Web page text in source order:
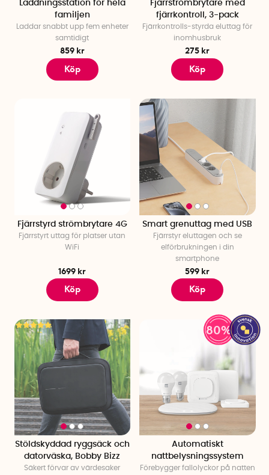
Laddningsstation för hela
familjen
Laddar snabbt upp fem enheter
samtidigt
859 kr
Köp
Fjärrströmbrytare med
fjärrkontroll, 3-pack
Fjärrkontrolls-styrda eluttag för
inomhusbruk
275 kr
Köp
Fjärrstyrd strömbrytare 4G
Fjärrstyrt uttag för platser utan
WiFi
1699 kr
Köp
Smart grenuttag med USB
Fjärrstyr eluttagen och se
elförbrukningen i din
smartphone
599 kr
Köp
Stöldskyddad ryggsäck och
datorväska, Bobby Bizz
Säkert förvar av värdesaker
80%
Automatiskt
nattbelysningssystem
Förebygger fallolyckor på natten